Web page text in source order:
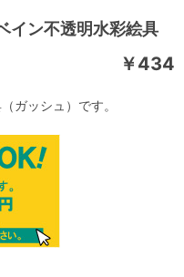
イン不透明水彩絵具
￥434
ガッシュ）です。